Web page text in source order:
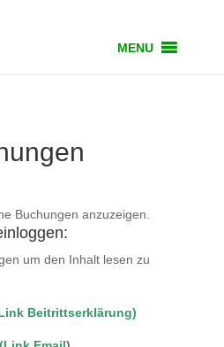
MENU
Buchungen anzuzeigen.
um den Inhalt lesen zu
Beitrittserklärung)